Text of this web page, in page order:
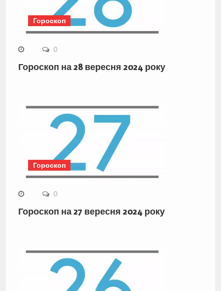
Гороскоп
0
Гороскоп на 28 вересня 2024 року
Гороскоп
0
Гороскоп на 27 вересня 2024 року